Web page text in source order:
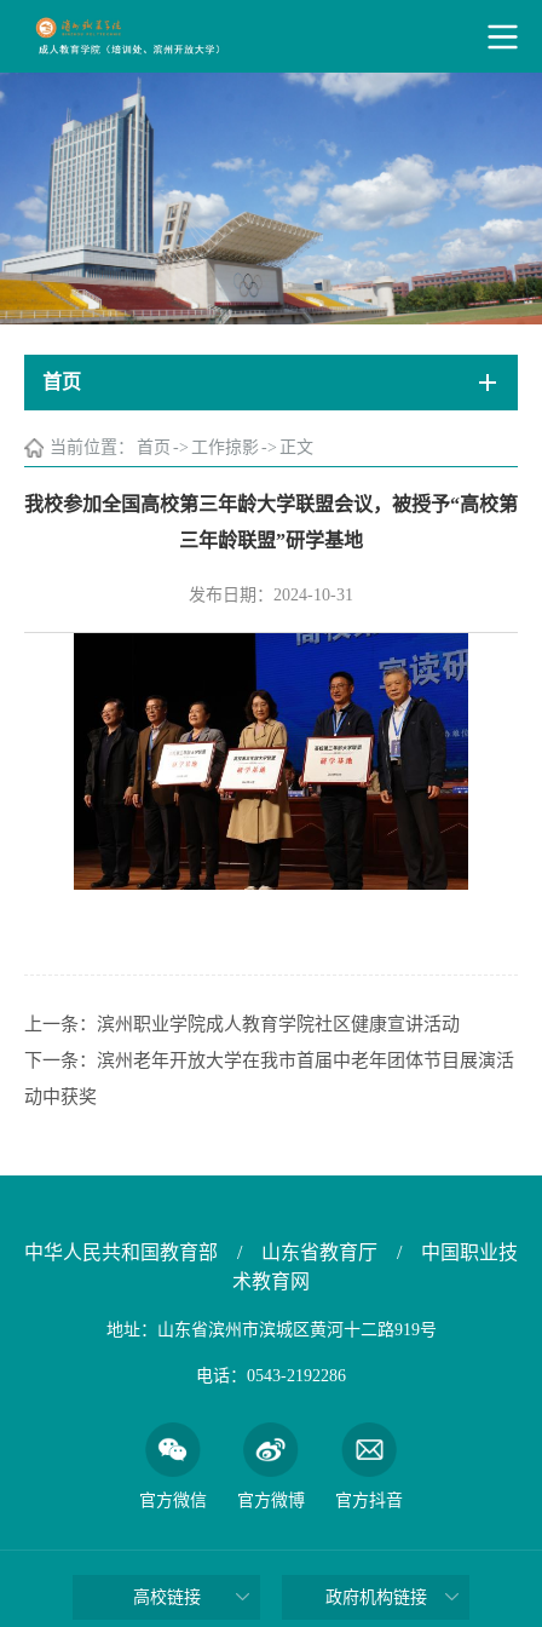
首页
当前位置： 首页 -> 工作掠影 -> 正文
我校参加全国高校第三年龄大学联盟会议，被授予“高校第
三年龄联盟”研学基地
发布日期：2024-10-31
上一条： 滨州职业学院成人教育学院社区健康宣讲活动
下一条： 滨州老年开放大学在我市首届中老年团体节目展演活
动中获奖
中华人民共和国教育部 / 山东省教育厅 /
中国职业技
术教育网
地址：山东省滨州市滨城区黄河十二路919号
电话：0543-2192286
官方微信 官方微博 官方抖音
高校链接 政府机构链接